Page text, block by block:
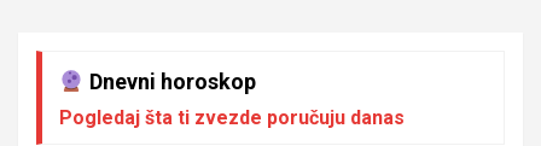
Dnevni horoskop
Pogledaj šta ti zvezde poručuju danas